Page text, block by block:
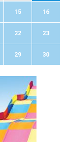
15 16
22 23
29 30